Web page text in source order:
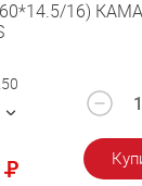
16)